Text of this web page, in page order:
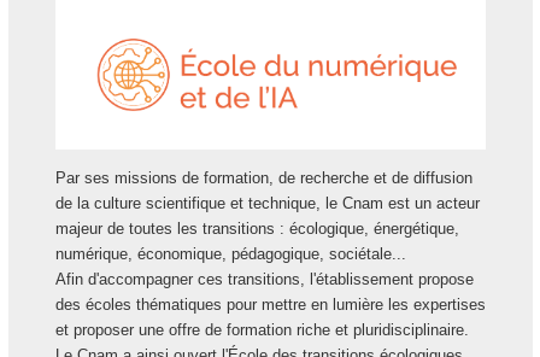
Par ses missions de formation, de recherche et de diffusion
de la culture scientifique et technique, le Cnam est un acteur
majeur de toutes les transitions : écologique, énergétique,
numérique, économique, pédagogique, sociétale...
Afin d'accompagner ces transitions, l'établissement propose
des écoles thématiques pour mettre en lumière les expertises
et proposer une offre de formation riche et pluridisciplinaire.